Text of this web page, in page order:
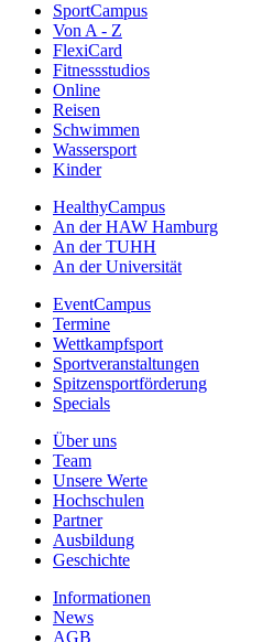
SportCampus
Von A - Z
FlexiCard
Fitnessstudios
Online
Reisen
Schwimmen
Wassersport
Kinder
HealthyCampus
An der HAW Hamburg
An der TUHH
An der Universität
EventCampus
Termine
Wettkampfsport
Sportveranstaltungen
Spitzensportförderung
Specials
Über uns
Team
Unsere Werte
Hochschulen
Partner
Ausbildung
Geschichte
Informationen
News
AGB